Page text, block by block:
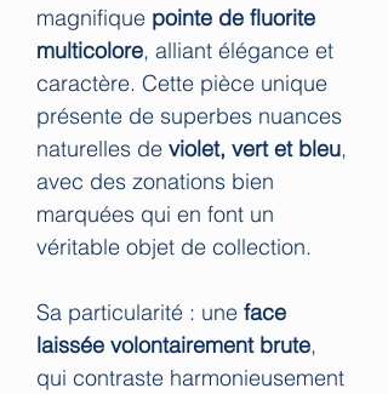
magnifique pointe de fluorite
multicolore, alliant élégance et
caractère. Cette pièce unique
présente de superbes nuances
naturelles de violet, vert et bleu,
avec des zonations bien
marquées qui en font un
véritable objet de collection.
Sa particularité : une face
laissée volontairement brute,
qui contraste harmonieusement